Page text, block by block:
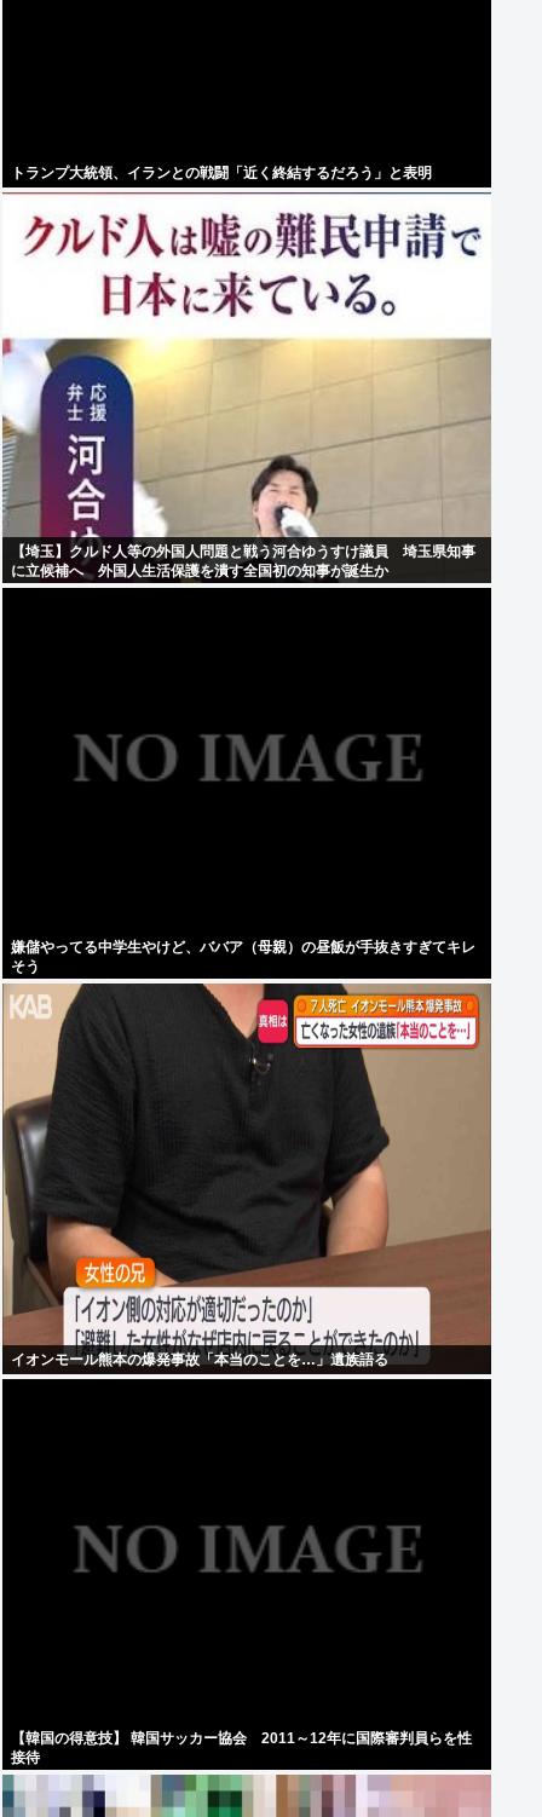
トランプ大統領、イランとの戦闘「近く終結するだろう」と表明
【埼玉】クルド人等の外国人問題と戦う河合ゆうすけ議員 埼玉県知事
に立候補へ 外国人生活保護を潰す全国初の知事が誕生か
嫌儲やってる中学生やけど、ババア（母親）の昼飯が手抜きすぎてキレ
そう
イオンモール熊本の爆発事故「本当のことを…」遺族語る
【韓国の得意技】 韓国サッカー協会 2011～12年に国際審判員らを性
接待